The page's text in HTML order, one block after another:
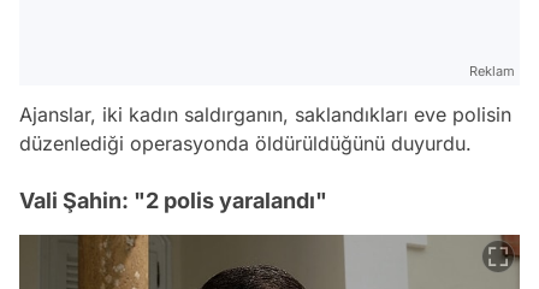
Reklam
Ajanslar, iki kadın saldırganın, saklandıkları eve polisin
düzenlediği operasyonda öldürüldüğünü duyurdu.
Vali Şahin: "2 polis yaralandı"